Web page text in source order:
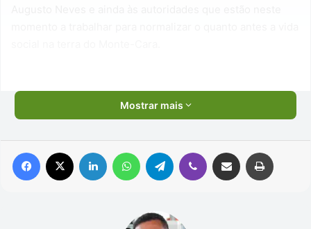
Mostrar mais
Facebook Linkedin WhatsAppTelegram Viber Compartilhar via e-mail